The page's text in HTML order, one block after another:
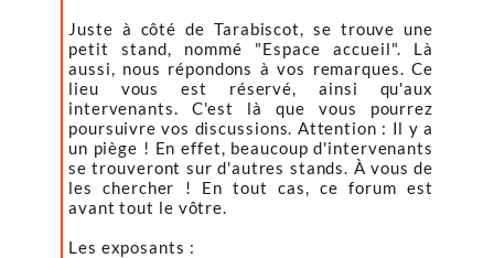
Juste à côté de Tarabiscot, se trouve une
petit stand, nommé "Espace accueil". Là
aussi, nous répondons à vos remarques. Ce
lieu vous est réservé, ainsi qu'aux
intervenants. C'est là que vous pourrez
poursuivre vos discussions. Attention : Il y a
un piège ! En effet, beaucoup d'intervenants
se trouveront sur d'autres stands. À vous de
les chercher ! En tout cas, ce forum est
avant tout le vôtre.
Les exposants :